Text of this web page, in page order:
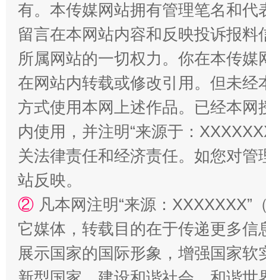
漫山遍野的桃花与雪山、麦地、白藏房 除
招工难、用工荒背后
有。本传媒网站拥有管理笔名和
留言在本网站内容和反映投诉报
所属网站的一切权力。你在本传
在网站内转载或修改引用。但未
方式使用本网上述作品。已经本
内使用，并注明“来源于：
关法律责任和经济责任。如您对
站反映。
② 凡本网注明“来源：
它媒体，转载目的在于传递更多
展示国家的国际形象，增强国家